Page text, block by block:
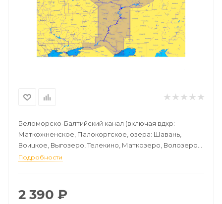
Беломорско-Балтийский канал (включая вдхр:
Маткожненское, Палокоргское, озера: Шавань,
Воицкое, Выгозеро, Телекино, Маткозеро, Волозеро),
Онежское озеро.
вдхр).
р. Волга от Череповца до Каспийского моря (включая
Подробности
2 390 ₽